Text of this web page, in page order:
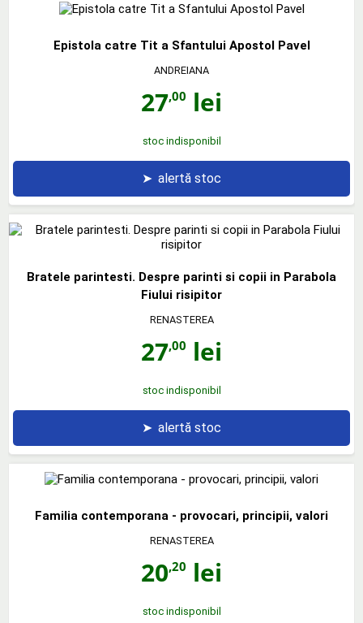
Epistola catre Tit a Sfantului Apostol Pavel
ANDREIANA
27,00 lei
stoc indisponibil
➤ alertă stoc
Bratele parintesti. Despre parinti si copii in Parabola
Fiului risipitor
RENASTEREA
27,00 lei
stoc indisponibil
➤ alertă stoc
Familia contemporana - provocari, principii, valori
RENASTEREA
20,20 lei
stoc indisponibil